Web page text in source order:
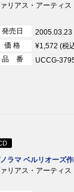
リアス・アーティス
発売日
2005.03.23
価 格
¥1,572 (税
品 番
UCCG-
ラマ ベルリオーズ
リアス・アーティス